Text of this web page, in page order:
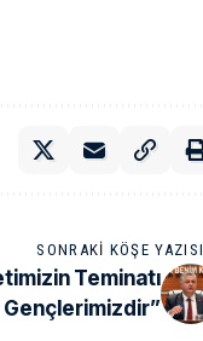
SONRAKI KÖŞE YAZISI
Teminatı
Gençlerimizdir”